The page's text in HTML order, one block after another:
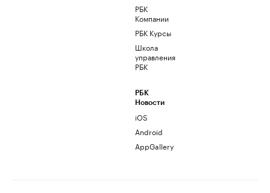
РБК
Компании
РБК Курсы
Школа
управления
РБК
РБК
Новости
iOS
Android
AppGallery